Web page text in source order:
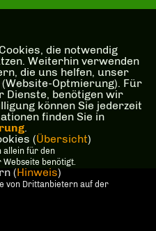
die notwendig
Weiterhin verwenden
die uns helfen, unser
Optmierung). Für
Dienste, benötigen wir
können Sie jederzeit
finden Sie in
.
(Übersicht)
allein für den
benötigt.
(Hinweis)
von Drittanbietern auf der